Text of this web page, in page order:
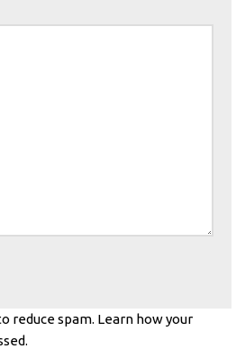
reduce spam. Learn how your